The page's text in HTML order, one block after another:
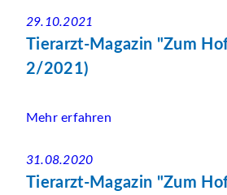
29.10.2021
Tierarzt-Magazin "Zum
2/2021)
Mehr erfahren
31.08.2020
Tierarzt-Magazin "Zum